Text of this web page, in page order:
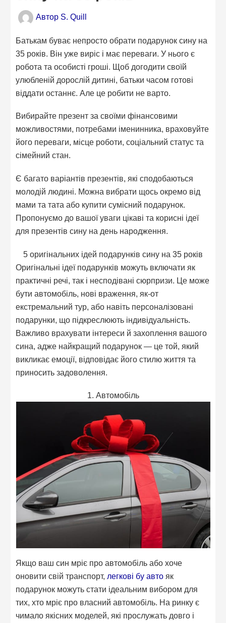
Автор S. Quill
Батькам буває непросто обрати подарунок сину на
35 років. Він уже виріс і має переваги. У нього є
робота та особисті гроші. Щоб догодити своїй
улюбленій дорослій дитині, батьки часом готові
віддати останнє. Але це робити не варто.
Вибирайте презент за своїми фінансовими
можливостями, потребами іменинника, враховуйте
його переваги, місце роботи, соціальний статус та
сімейний стан.
Є багато варіантів презентів, які сподобаються
молодій людині. Можна вибрати щось окремо від
мами та тата або купити сумісний подарунок.
Пропонуємо до вашої уваги цікаві та корисні ідеї
для презентів сину на день народження.
5 оригінальних ідей подарунків сину на 35 років
Оригінальні ідеї подарунків можуть включати як
практичні речі, так і несподівані сюрпризи. Це може
бути автомобіль, нові враження, як-от
екстремальний тур, або навіть персоналізовані
подарунки, що підкреслюють індивідуальність.
Важливо врахувати інтереси й захоплення вашого
сина, адже найкращий подарунок — це той, який
викликає емоції, відповідає його стилю життя та
приносить задоволення.
1. Автомобіль
Якщо ваш син мріє про автомобіль або хоче
оновити свій транспорт, легкові бу авто як
подарунок можуть стати ідеальним вибором для
тих, хто мріє про власний автомобіль. На ринку є
чимало якісних моделей, які прослужать довго і